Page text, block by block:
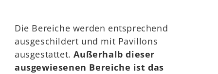
Die Bereiche werden entsprechend
ausgeschildert und mit Pavillons
ausgestattet.Außerhalb dieser
ausgewiesenen Bereiche ist das